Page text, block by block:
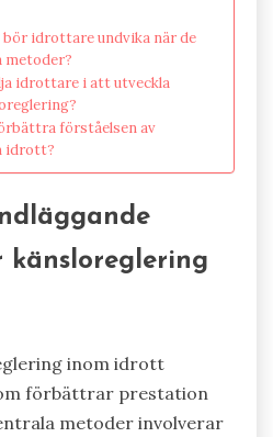
bör idrottare undvika när de
metoder?
idrottare i att utveckla
förståelsen av
idrott?
känsloreglering
inom idrott
förbättrar prestation
metoder involverar